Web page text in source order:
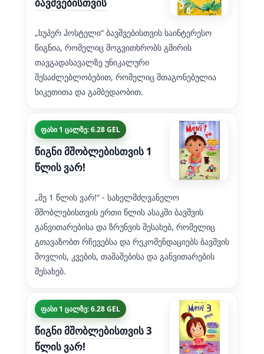
„სუპერ ჰოსტელი“ ბავშვებისთვის საინტერესო
წიგნია, რომელიც მოგვითხრობს გმირის
თავგადასავალზე უნიკალური
შესაძლებლობებით, რომელიც შთაგონებულია
სიკეთითა და გამბედაობით.
ფასი 1 ცალზე: 6.28 GEL
წიგნი მშობლებისთვის 1
წლის ვარ!
„მე 1 წლის ვარ!“ - სახელმძღვანელო
მშობლებისთვის ერთი წლის ასაკში ბავშვის
განვითარებისა და ზრუნვის შესახებ, რომელიც
გთავაზობთ რჩევებსა და რეკომენდაციებს ბავშვის
მოვლის, კვების, თამაშებისა და განვითარების
შესახებ.
ფასი 1 ცალზე: 6.28 GEL
წიგნი მშობლებისთვის 3
წლის ვარ!